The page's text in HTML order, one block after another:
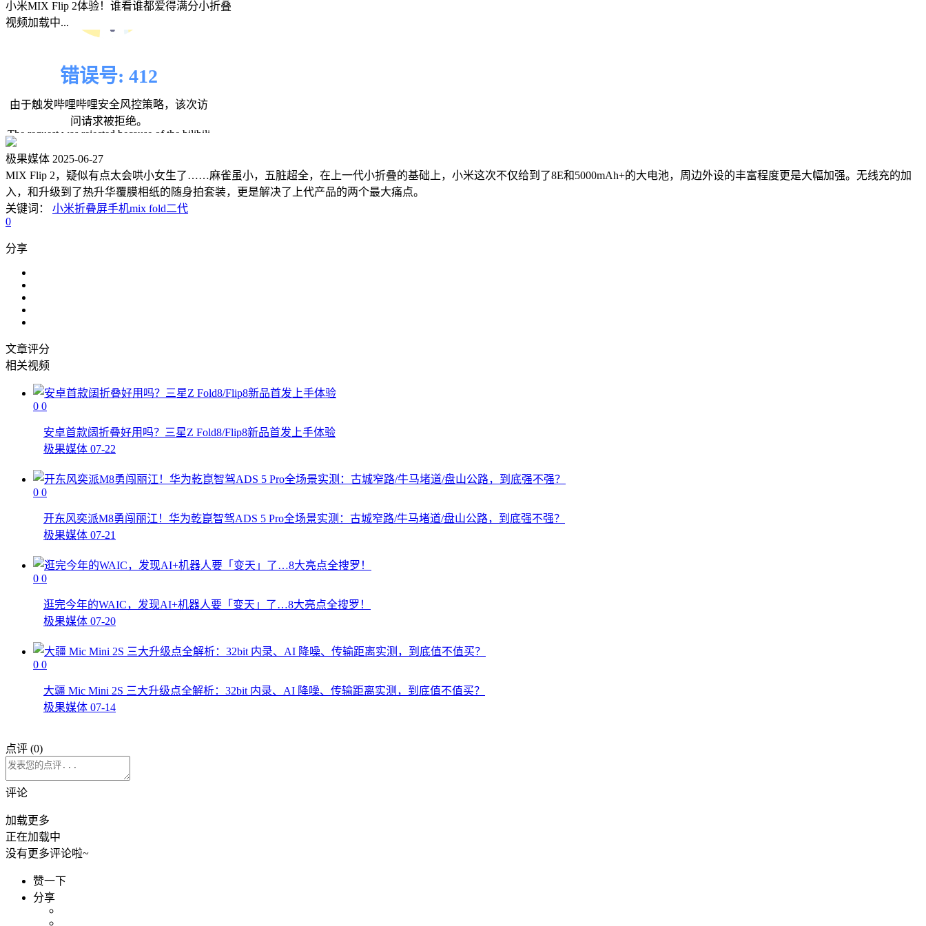
小米MIX Flip 2体验！谁看谁都爱得满分小折叠
视频加载中...
极果媒体 2025-06-27
MIX Flip 2，疑似有点太会哄小女生了……麻雀虽小，五脏超全，在上一代小折叠的基础上，小米这次不仅给到了8E和5000mAh+的大电池，周边外设的丰富程度更是大幅加强。无线充的加
入，和升级到了热升华覆膜相纸的随身拍套装，更是解决了上代产品的两个最大痛点。
关键词：
小米折叠屏手机mix fold二代
0
分享
文章评分
相关视频
0 0
安卓首款阔折叠好用吗？三星Z Fold8/Flip8新品首发上手体验
极果媒体 07-22
0 0
开东风奕派M8勇闯丽江！华为乾崑智驾ADS 5 Pro全场景实测：古城窄路/牛马堵道/盘山公路，到底强不强？
极果媒体 07-21
0 0
逛完今年的WAIC，发现AI+机器人要「变天」了…8大亮点全搜罗！
极果媒体 07-20
0 0
大疆 Mic Mini 2S 三大升级点全解析：32bit 内录、AI 降噪、传输距离实测，到底值不值买？
极果媒体 07-14
点评 (0)
评论
加载更多
正在加载中
没有更多评论啦~
赞一下
分享